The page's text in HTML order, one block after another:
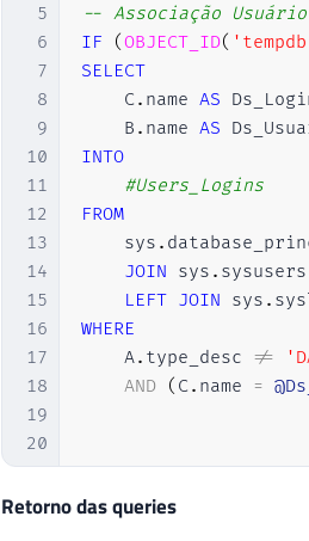
5
6
7
8
9
10
11
12
13
14
15
16
17
18
19
20
21
22
-- Associação
IF
(OBJECT_ID(
SELECT
    C
. name AS
    B
. name AS
INTO
#Users_Logins
FROM
    sys
.
JOIN sys .
LEFT JOIN sys .
WHERE
    A
. type_desc !=
AND
( C. name =
-- Recupera o Login e
Retorno das queries